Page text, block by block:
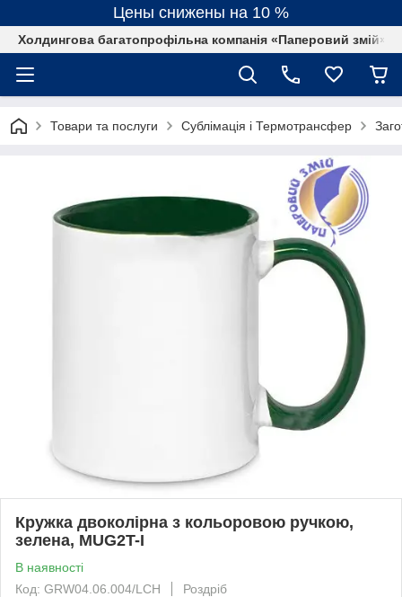
Цены снижены на 10 %
Холдингова багатопрофільна компанія «Паперовий змій»
Товари та послуги Сублімація і Термотрансфер
Кружка двоколірна з кольоровою ручкою,
зелена, MUG2T-I
В наявності
Код: GRW04.06.004/LCH
Роздріб